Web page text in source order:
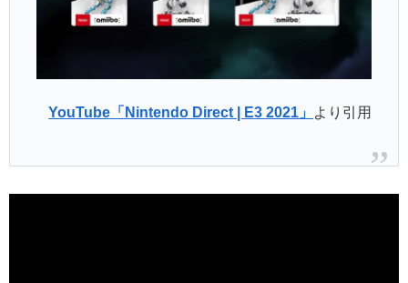
YouTube「Nintendo Direct | E3 2021」 より引用